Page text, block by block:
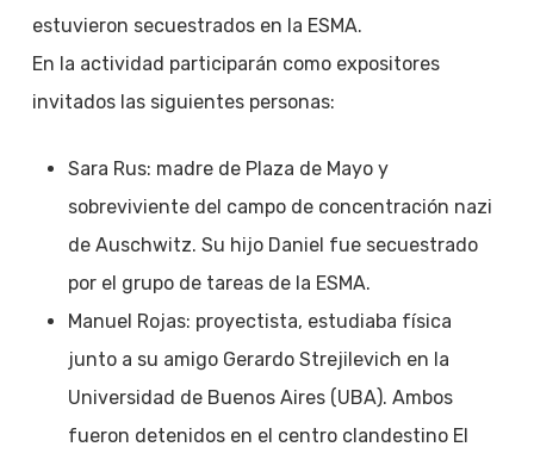
estuvieron secuestrados en la ESMA.
En la actividad participarán como expositores
invitados las siguientes personas:
Sara Rus: madre de Plaza de Mayo y
sobreviviente del campo de concentración nazi
de Auschwitz. Su hijo Daniel fue secuestrado
por el grupo de tareas de la ESMA.
Manuel Rojas: proyectista, estudiaba física
junto a su amigo Gerardo Strejilevich en la
Universidad de Buenos Aires (UBA). Ambos
fueron detenidos en el centro clandestino El